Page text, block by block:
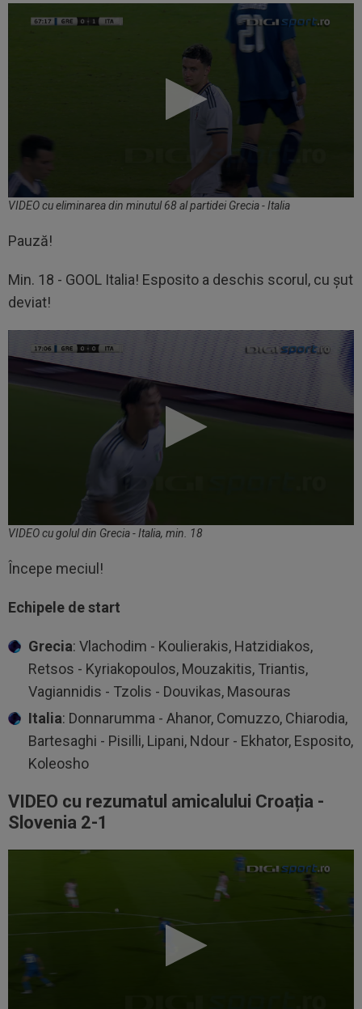
VIDEO cu eliminarea din minutul 68 al partidei Grecia - Italia
Pauză!
Min. 18 - GOOL Italia! Esposito a deschis scorul, cu șut
deviat!
VIDEO cu golul din Grecia - Italia, min. 18
Începe meciul!
Echipele de start
Grecia: Vlachodim - Koulierakis, Hatzidiakos,
Retsos - Kyriakopoulos, Mouzakitis, Triantis,
Vagiannidis - Tzolis - Douvikas, Masouras
Italia: Donnarumma - Ahanor, Comuzzo, Chiarodia,
Bartesaghi - Pisilli, Lipani, Ndour - Ekhator, Esposito,
Koleosho
VIDEO cu rezumatul amicalului Croația -
Slovenia 2-1